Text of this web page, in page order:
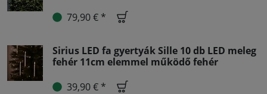
79,90 € *
Sirius LED fa gyertyák Sille 10 db LED meleg
fehér 11cm elemmel működő fehér
39,90 € *